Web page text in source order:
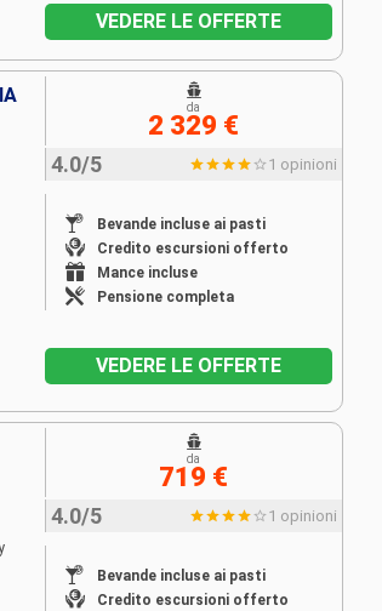
VEDERE LE OFFERTE
4.0/5 1 opinioni
Bevande incluse ai pasti
Credito escursioni offerto
Mance incluse
Pensione completa
da
2 329 €
VEDERE LE OFFERTE
4.0/5 1 opinioni
Bevande incluse ai pasti
Credito escursioni offerto
da
719 €